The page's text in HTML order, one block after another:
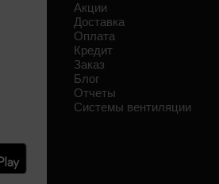
Акции
Доставка
Оплата
Кредит
Заказ
Блог
Отчеты
Системы вентиляции